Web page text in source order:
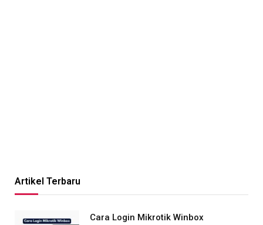
Artikel Terbaru
Cara Login Mikrotik Winbox